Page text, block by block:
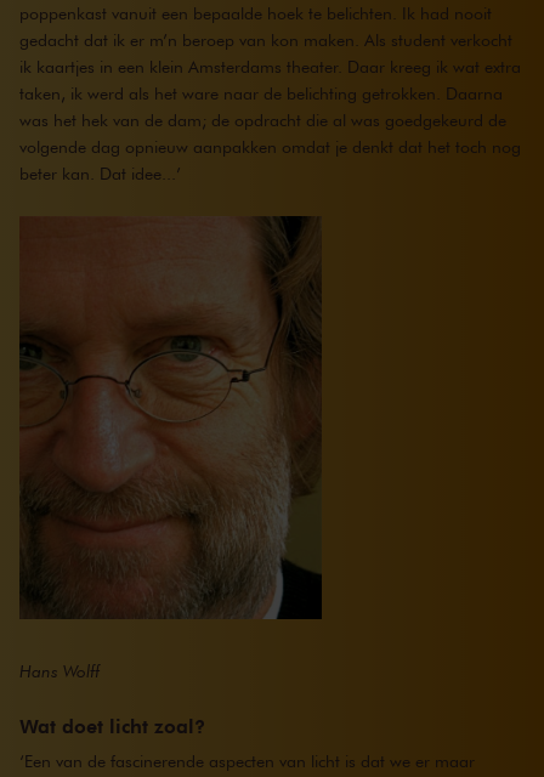
poppenkast vanuit een bepaalde hoek te belichten. Ik had nooit
gedacht dat ik er m’n beroep van kon maken. Als student verkocht
ik kaartjes in een klein Amsterdams theater. Daar kreeg ik wat extra
taken, ik werd als het ware naar de belichting getrokken. Daarna
was het hek van de dam; de opdracht die al was goedgekeurd de
volgende dag opnieuw aanpakken omdat je denkt dat het toch nog
beter kan. Dat idee...’
Hans Wolff
Wat doet licht zoal?
‘Een van de fascinerende aspecten van licht is dat we er maar